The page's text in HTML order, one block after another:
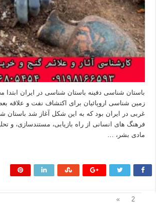
باستان شناسی دفینه باستان شناسی در ایران ابتدا
زمین شناسی اروپائیان برای اکتشاف نفت و علاقه
غربی در ایران بود که به این شکل آغاز شد
فرهنگ های انسانی از راه بازیابی، مستندسازی، و
مادی بشر، …
2
»